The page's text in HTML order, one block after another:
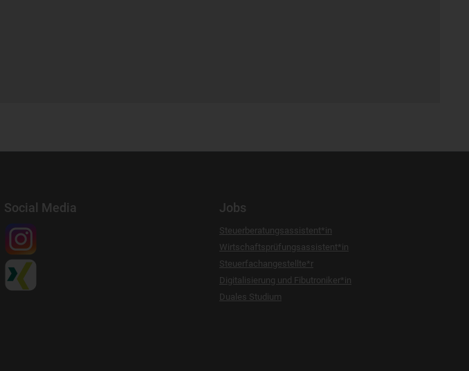
Social Media Jobs
Steuerberatungsassistent*in
Wirtschaftsprüfungsassistent*in
Steuerfachangestellte*r
Digitalisierung und Fibutroniker*in
Duales Studium